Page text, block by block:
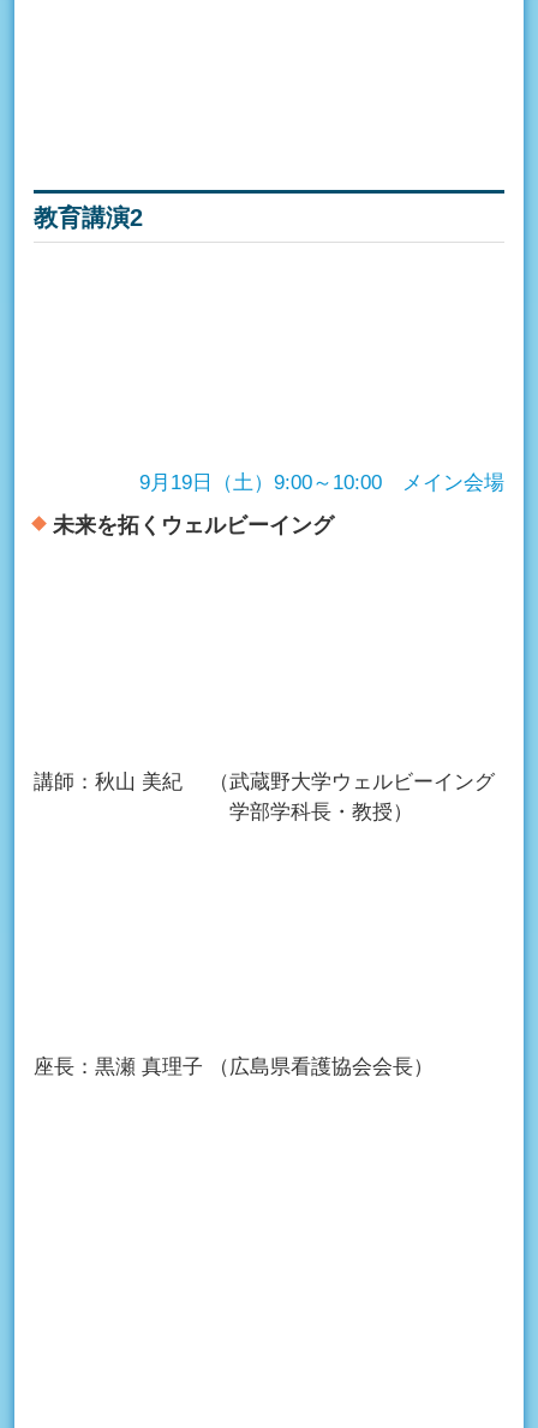
教育講演2
9月19日（土）9:00～10:00 メイン会場
未来を拓くウェルビーイング
講師： 秋山 美紀
（武蔵野大学ウェルビーイング
学部学科長・教授）
座長： 黒瀬 真理子 （広島県看護協会会長）